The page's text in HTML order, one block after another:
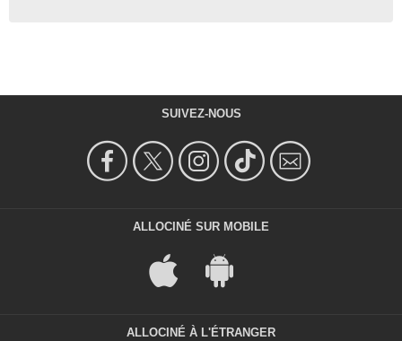
SUIVEZ-NOUS
ALLOCINÉ SUR MOBILE
ALLOCINÉ À L'ÉTRANGER